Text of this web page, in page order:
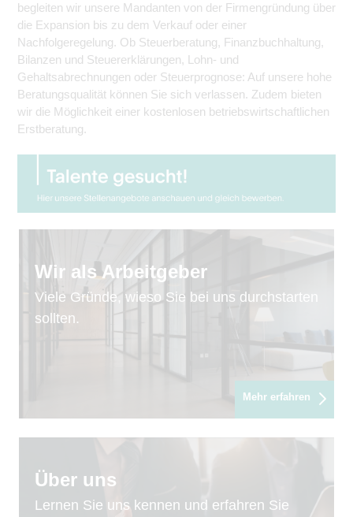
begleiten wir unsere Mandanten von der Firmengründung über
die Expansion bis zu dem Verkauf oder einer
Nachfolgeregelung. Ob Steuerberatung, Finanzbuchhaltung,
Bilanzen und Steuererklärungen, Lohn- und
Gehaltsabrechnungen oder Steuerprognose: Auf unsere hohe
Beratungsqualität können Sie sich verlassen. Zudem bieten
wir die Möglichkeit einer kostenlosen betriebswirtschaftlichen
Erstberatung.
Wir als Arbeitgeber
Viele Gründe, wieso Sie bei uns durchstarten
sollten.
Mehr erfahren
Über uns
Lernen Sie uns kennen und erfahren Sie